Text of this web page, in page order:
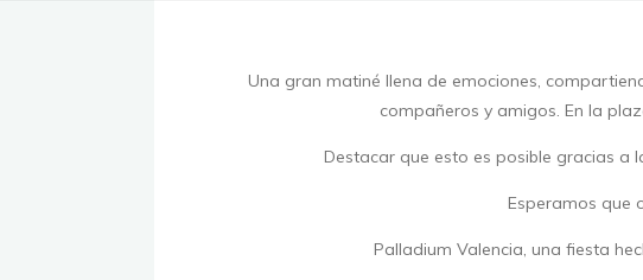
Una gran matiné llena de emociones,
compañeros y amigos. En la
Destacar que esto es posible gracias a
Esperamos que
Palladium Valencia, una fiesta